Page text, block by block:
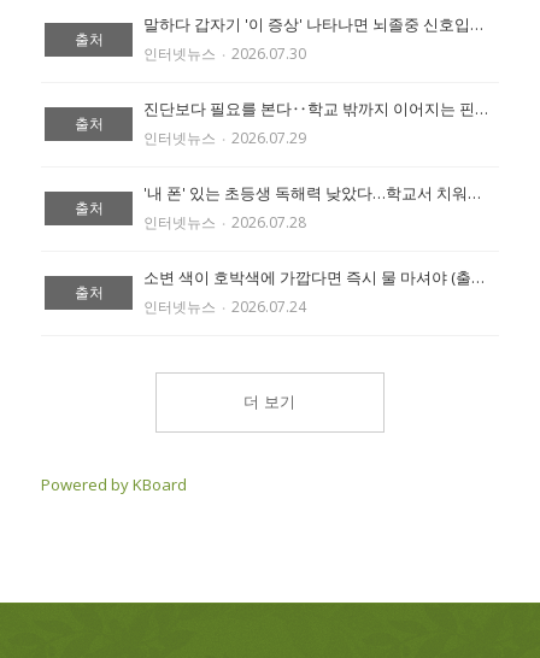
출처
말하다 갑자기 '이 증상' 나타나면 뇌졸중 신호입니다 (출처:에이블 뉴스)
인터넷뉴스 ‧ 2026.07.30
출처
진단보다 필요를 본다‥학교 밖까지 이어지는 핀란드 통합교육 (출처:에이블 뉴스)
인터넷뉴스 ‧ 2026.07.29
출처
'내 폰' 있는 초등생 독해력 낮았다…학교서 치워도 점수 비슷 (출처:조선일보)
인터넷뉴스 ‧ 2026.07.28
출처
소변 색이 호박색에 가깝다면 즉시 물 마셔야 (출처:에이블 뉴스)
인터넷뉴스 ‧ 2026.07.24
더 보기
Powered by KBoard